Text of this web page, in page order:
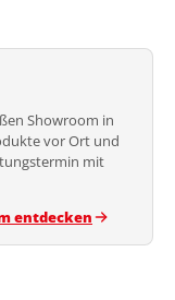
Showroom in
vor Ort und
mit
entdecken